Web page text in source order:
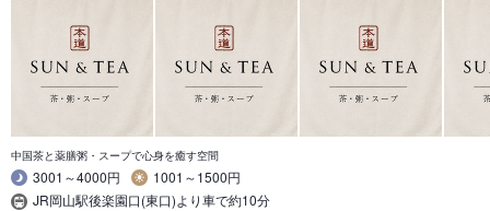
中国茶と薬膳粥・スープで心身を癒す空間
3001～4000円
1001～1500円
JR岡山駅後楽園口(東口)より車で約10分